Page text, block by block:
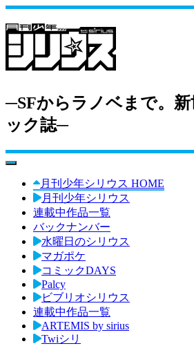
─SFからラノベまで。新
ック誌─
toggle navigation
月刊少年シリウス HOME
月刊少年シリウス
連載中作品一覧
バックナンバー
水曜日のシリウス
マガポケ
コミックDAYS
Palcy
ビブリオシリウス
連載中作品一覧
ARTEMIS by sirius
Twiシリ